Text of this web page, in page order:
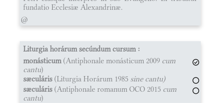
fundatio Ecclesiæ Alexandrinæ.
@
Liturgia horárum secúndum cursum :
monásticum(Antiphonale monásticum 2009 cum
cantu)
sæculáris (Liturgia Horárum 1985 sine cantu)
sæculáris (Antiphonale romanum OCO 2015 cum
cantu)